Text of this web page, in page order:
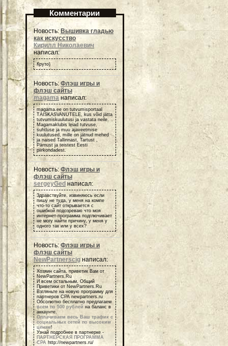
Комментарии
Новость:Вышивка гладью
как искусство
Кирилл Николаевич
написал:
Круто)
Новость: Флэш игры и
флэш сайты
magamaнаписал:
magama.ee on tutvumisportaal
TÄISKASVANUTELE, kus võid jätta
tutvumiskuulutusi ja vastata neile.
Magamaklubis leiad tutvuse,
suhtluse ja muu ajaveetmise
kuulutused, mille on jätnud mehed
ja naised Tallinnast, Tartust ,
Pärnust ja teistest Eesti
piirkondadest.
Новость: Флэш игры и
флэш сайты
sergeyGed написал:
Здравствуйте, извиняюсь если
пишу не туда, у меня на компе
что-то сайт открывается с
ошибкой подозреваю что моя
интернет-программа подглючивает
не могу найти причину, у меня у
одного так или у всех?
Новость: Флэш игры и
флэш сайты
NewPartnerscigнаписал:
Хозяин сайта, приветик Вам от
NewPartners.Ru
И всем остальным, Общий
Приветики от NewPartners.Ru
Взгляньте на новую программу для
партнеров СРА newpartners.ru
Обсолютно бесплатно предлагаем
всем по 500 рублей на баланс в
аккаунте.
Оплачиваем весь Ваш трафик с
социальных сетей по высоким
ценам!
Узнай подробнее в партнерке -
ПАРТНЕРСКАЯ ПРОГРАММА
СРА http://newpartners.ru/